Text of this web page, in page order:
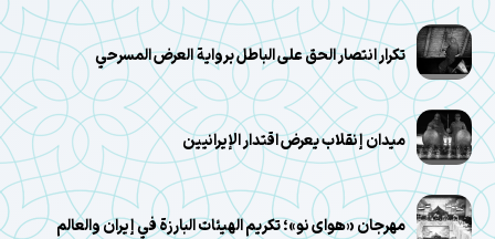
تكرار انتصار الحق على الباطل برواية العرض المسرحي
ميدان إنقلاب يعرض اقتدار الإيرانيين
مهرجان «هوای نو»؛ تكريم الهيئات البارزة في إيران والعالم